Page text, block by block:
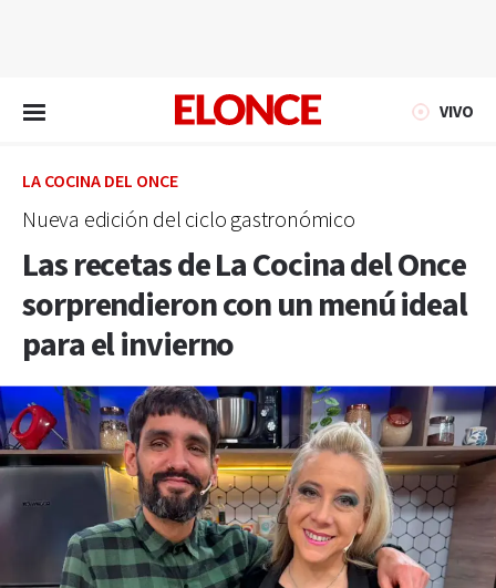
VIVO
LA COCINA DEL ONCE
Nueva edición del ciclo gastronómico
Las recetas de La Cocina del Once
sorprendieron con un menú ideal
para el invierno